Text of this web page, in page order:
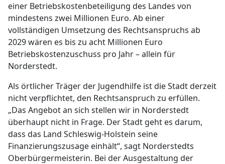
einer Betriebskostenbeteiligung des Landes von
mindestens zwei Millionen Euro. Ab einer
vollständigen Umsetzung des Rechtsanspruchs ab
2029 wären es bis zu acht Millionen Euro
Betriebskostenzuschuss pro Jahr – allein für
Norderstedt.
Als örtlicher Träger der Jugendhilfe ist die Stadt derzeit
nicht verpflichtet, den Rechtsanspruch zu erfüllen.
„Das Angebot an sich stellen wir in Norderstedt
überhaupt nicht in Frage. Der Stadt geht es darum,
dass das Land Schleswig-Holstein seine
Finanzierungszusage einhält“, sagt Norderstedts
Oberbürgermeisterin. Bei der Ausgestaltung der